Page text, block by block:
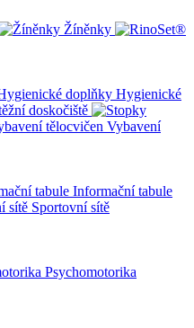
Žíněnky
Hygienické
doskočiště
Vybavení
Informační tabule
Sportovní sítě
Psychomotorika